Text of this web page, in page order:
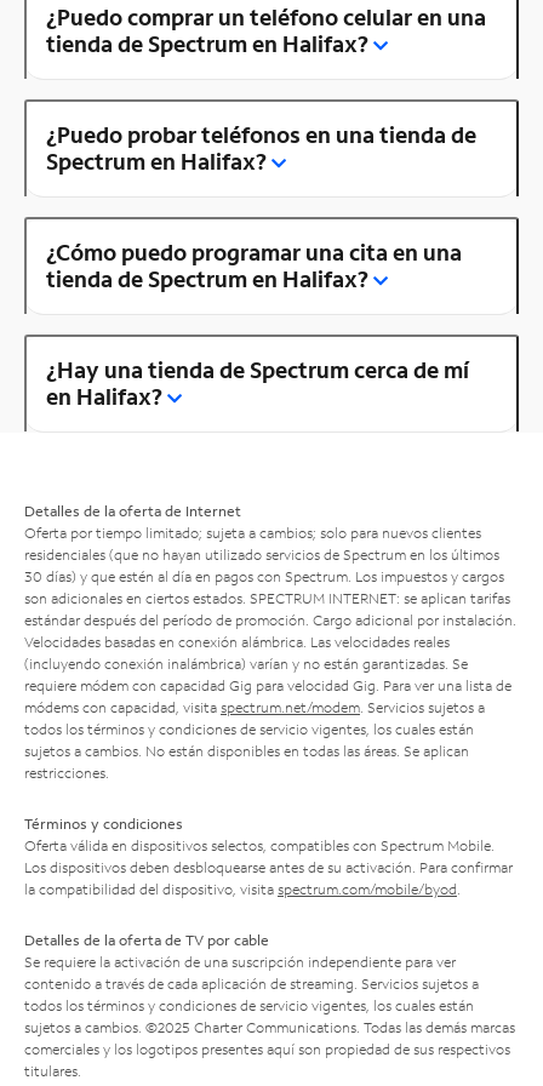
¿Puedo comprar un teléfono celular en una
tienda de Spectrum en Halifax?
¿Puedo probar teléfonos en una tienda de
Spectrum en Halifax?
¿Cómo puedo programar una cita en una
tienda de Spectrum en Halifax?
¿Hay una tienda de Spectrum cerca de mí
en Halifax?
Detalles de la oferta de Internet
Oferta por tiempo limitado; sujeta a cambios; solo para nuevos clientes
residenciales (que no hayan utilizado servicios de Spectrum en los últimos
30 días) y que estén al día en pagos con Spectrum. Los impuestos y cargos
son adicionales en ciertos estados. SPECTRUM INTERNET: se aplican tarifas
estándar después del período de promoción. Cargo adicional por instalación.
Velocidades basadas en conexión alámbrica. Las velocidades reales
(incluyendo conexión inalámbrica) varían y no están garantizadas. Se
requiere módem con capacidad Gig para velocidad Gig. Para ver una lista de
módems con capacidad, visita spectrum.net/modem . Servicios sujetos a
todos los términos y condiciones de servicio vigentes, los cuales están
sujetos a cambios. No están disponibles en todas las áreas. Se aplican
restricciones.
Términos y condiciones
Oferta válida en dispositivos selectos, compatibles con Spectrum Mobile.
Los dispositivos deben desbloquearse antes de su activación. Para confirmar
la compatibilidad del dispositivo, visita spectrum.com/mobile/byod
Detalles de la oferta de TV por cable
Se requiere la activación de una suscripción independiente para ver
contenido a través de cada aplicación de streaming. Servicios sujetos a
todos los términos y condiciones de servicio vigentes, los cuales están
sujetos a cambios. ©2025 Charter Communications. Todas las demás marcas
comerciales y los logotipos presentes aquí son propiedad de sus respectivos
titulares.